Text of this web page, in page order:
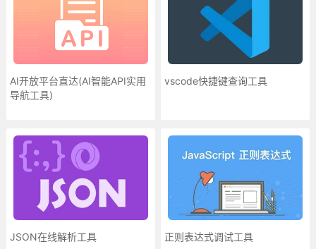
AI开放平台直达(AI智能API实用
导航工具)
vscode快捷键查询工具
JSON在线解析工具 正则表达式调试工具